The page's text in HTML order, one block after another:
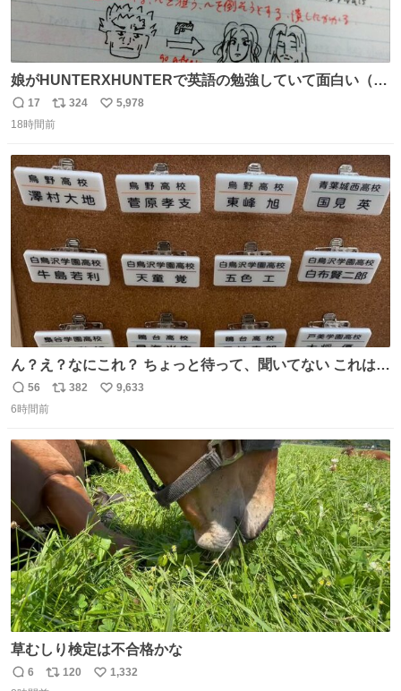
娘がHUNTERXHUNTERで英語の勉強していて面白い（娘
の許可済み）
返
信
17
リ
ポ
ト
数
324
い
数
5,978
18時間前
ん？え？なにこれ？ ちょっと待って、聞いてない これは販
売されているのもですか？
返
信
56
リ
ト
数
382
い
数
9,633
6時間前
草むしり検定は不合格かな
返
6
リ
120
い
1,332